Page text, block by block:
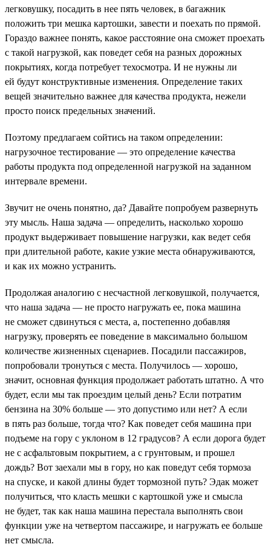
легковушку, посадить в нее пять человек, в багажник
положить три мешка картошки, завести и поехать по прямой.
Гораздо важнее понять, какое расстояние она сможет проехать
с такой нагрузкой, как поведет себя на разных дорожных
покрытиях, когда потребует техосмотра. И не нужны ли
ей будут конструктивные изменения. Определение таких
вещей значительно важнее для качества продукта, нежели
просто поиск предельных значений.
Поэтому предлагаем сойтись на таком определении:
нагрузочное тестирование — это определение качества
работы продукта под определенной нагрузкой на заданном
интервале времени.
Звучит не очень понятно, да? Давайте попробуем развернуть
эту мысль. Наша задача — определить, насколько хорошо
продукт выдерживает повышение нагрузки, как ведет себя
при длительной работе, какие узкие места обнаруживаются,
и как их можно устранить.
Продолжая аналогию с несчастной легковушкой, получается,
что наша задача — не просто нагружать ее, пока машина
не сможет сдвинуться с места, а, постепенно добавляя
нагрузку, проверять ее поведение в максимально большом
количестве жизненных сценариев. Посадили пассажиров,
попробовали тронуться с места. Получилось — хорошо,
значит, основная функция продолжает работать штатно. А что
будет, если мы так проездим целый день? Если потратим
бензина на 30% больше — это допустимо или нет? А если
в пять раз больше, тогда что? Как поведет себя машина при
подъеме на гору с уклоном в 12 градусов? А если дорога будет
не с асфальтовым покрытием, а с грунтовым, и прошел
дождь? Вот заехали мы в гору, но как поведут себя тормоза
на спуске, и какой длины будет тормозной путь? Эдак может
получиться, что класть мешки с картошкой уже и смысла
не будет, так как наша машина перестала выполнять свои
функции уже на четвертом пассажире, и нагружать ее больше
нет смысла.